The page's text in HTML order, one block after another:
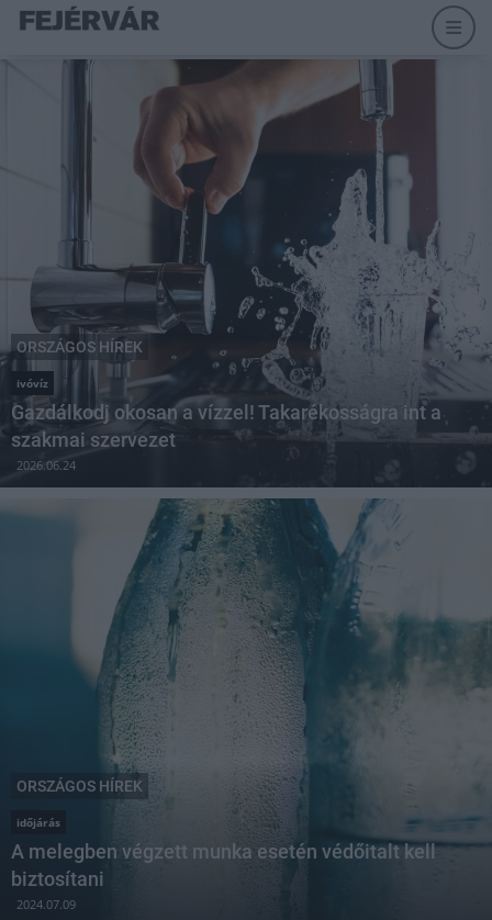
ORSZÁGOS HÍREK
ivóvíz
Gazdálkodj okosan a vízzel! Takarékosságra int a
szakmai szervezet
2026.06.24
ORSZÁGOS HÍREK
időjárás
A melegben végzett munka esetén védőitalt kell
biztosítani
2024.07.09